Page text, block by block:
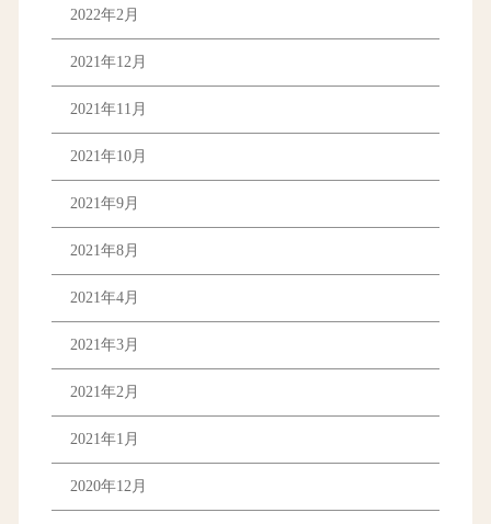
2022年2月
2021年12月
2021年11月
2021年10月
2021年9月
2021年8月
2021年4月
2021年3月
2021年2月
2021年1月
2020年12月